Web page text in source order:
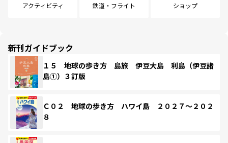
アクティビティ 鉄道・フライト ショップ
新刊ガイドブック
１５ 地球の歩き方 島旅 伊豆大島 利島（伊豆諸
島①）３訂版
Ｃ０２ 地球の歩き方 ハワイ島 ２０２７～２０２
８